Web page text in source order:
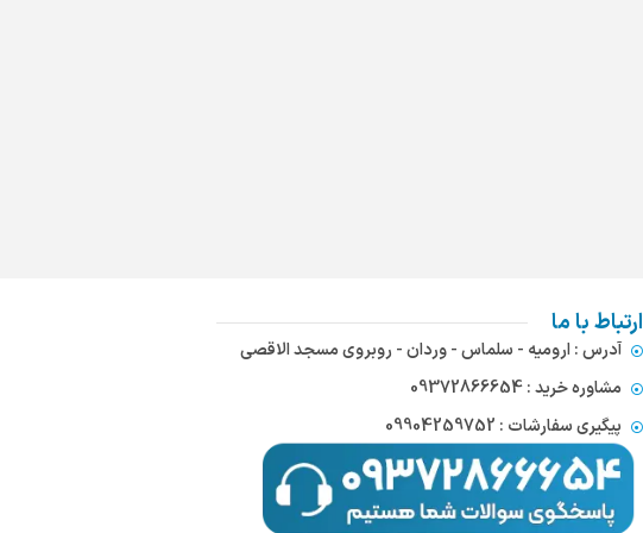
ارتباط با ما
آدرس : ارومیه - سلماس - وردان - روبروی مسجد الاقصی
مشاوره خرید : 09372866654
پیگیری سفارشات : 09904259752